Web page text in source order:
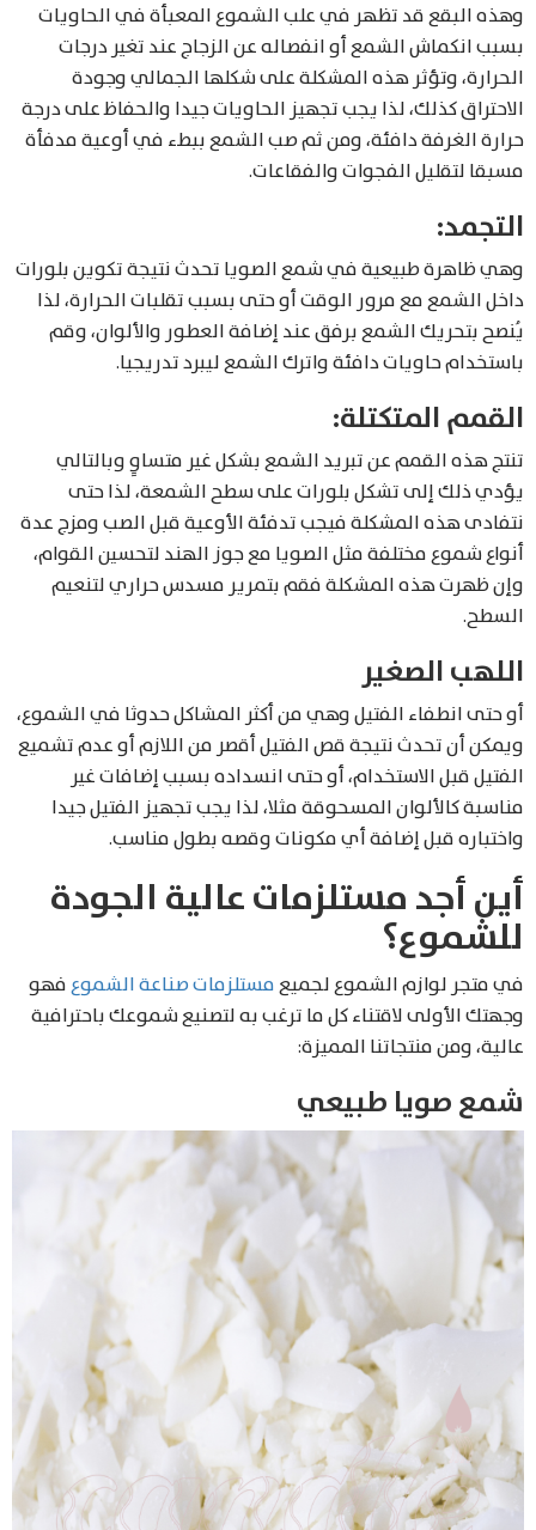
وهذه البقع قد تظهر في علب الشموع المعبأة في الحاويات
بسبب انكماش الشمع أو انفصاله عن الزجاج عند تغير درجات
الحرارة، وتؤثر هذه المشكلة على شكلها الجمالي وجودة
الاحتراق كذلك، لذا يجب تجهيز الحاويات جيدا والحفاظ على درجة
حرارة الغرفة دافئة، ومن ثم صب الشمع ببطء في أوعية مدفأة
مسبقا لتقليل الفجوات والفقاعات.
التجمد:
وهي ظاهرة طبيعية في شمع الصويا تحدث نتيجة تكوين بلورات
داخل الشمع مع مرور الوقت أو حتى بسبب تقلبات الحرارة، لذا
يُنصح بتحريك الشمع برفق عند إضافة العطور والألوان، وقم
باستخدام حاويات دافئة واترك الشمع ليبرد تدريجيا.
القمم المتكتلة:
تنتج هذه القمم عن تبريد الشمع بشكل غير متساوِِ وبالتالي
يؤدي ذلك إلى تشكل بلورات على سطح الشمعة، لذا حتى
نتفادى هذه المشكلة فيجب تدفئة الأوعية قبل الصب ومزج عدة
أنواع شموع مختلفة مثل الصويا مع جوز الهند لتحسين القوام،
وإن ظهرت هذه المشكلة فقم بتمرير مسدس حراري لتنعيم
السطح.
اللهب الصغير
أو حتى انطفاء الفتيل وهي من أكثر المشاكل حدوثا في الشموع،
ويمكن أن تحدث نتيجة قص الفتيل أقصر من اللازم أو عدم تشميع
الفتيل قبل الاستخدام، أو حتى انسداده بسبب إضافات غير
مناسبة كالألوان المسحوقة مثلا، لذا يجب تجهيز الفتيل جيدا
واختباره قبل إضافة أي مكونات وقصه بطول مناسب.
أين أجد مستلزمات عالية الجودة
للشموع؟
في متجر لوازم الشموع لجميعمستلزمات صناعة الشموعفهو
وجهتك الأولى لاقتناء كل ما ترغب به لتصنيع شموعك باحترافية
عالية، ومن منتجاتنا المميزة:
شمع صويا طبيعي